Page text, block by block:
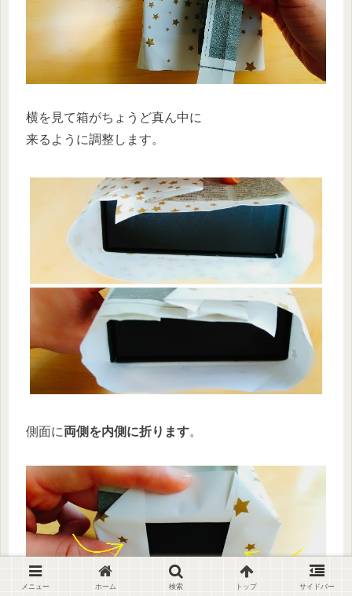
横を見て箱がちょうど真ん中に
来るように調整します。
側面に両側を内側に折ります。
メニュー ホーム 検索 トップ サイドバー